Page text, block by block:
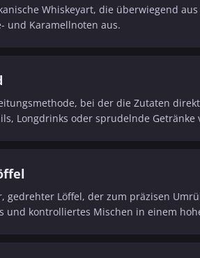
Whiskeyart, die überwiegend
und Karamellnoten aus.
bei der die Zutaten
Longdrinks oder sprudelnde Getränke
gedrehter Löffel, der zum präzisen
und kontrolliertes Mischen in einem